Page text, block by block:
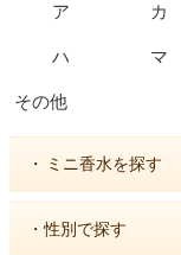
ア カ
ハ マ
その他
・ ミニ香水を探す
・性別で探す